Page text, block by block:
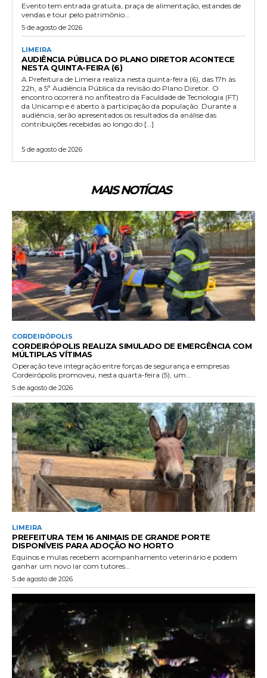
Evento tem entrada gratuita, praça de alimentação, estandes de
vendas e tour pelo patrimônio...
5 de agosto de 2026
LIMEIRA
AUDIÊNCIA PÚBLICA DO PLANO DIRETOR ACONTECE
NESTA QUINTA-FEIRA (6)
A Prefeitura de Limeira realiza nesta quinta-feira (6), das 17h às
22h, a 5ª Audiência Pública da revisão do Plano Diretor. O
encontro ocorrerá no anfiteatro da Faculdade de Tecnologia (FT)
da Unicamp e é aberto à participação da população. Durante a
audiência, serão apresentados os resultados da análise das
contribuições recebidas ao longo do […]
5 de agosto de 2026
MAIS NOTÍCIAS
CORDEIRÓPOLIS
CORDEIRÓPOLIS REALIZA SIMULADO DE EMERGÊNCIA COM
MÚLTIPLAS VÍTIMAS
Operação teve integração entre forças de segurança e empresas
Cordeirópolis promoveu, nesta quarta-feira (5), um...
5 de agosto de 2026
LIMEIRA
PREFEITURA TEM 16 ANIMAIS DE GRANDE PORTE
DISPONÍVEIS PARA ADOÇÃO NO HORTO
Equinos e mulas recebem acompanhamento veterinário e podem
ganhar um novo lar com tutores...
5 de agosto de 2026